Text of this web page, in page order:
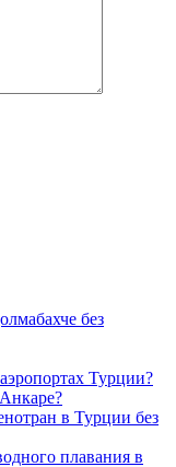
без
Турции?
в Турции без
плавания в